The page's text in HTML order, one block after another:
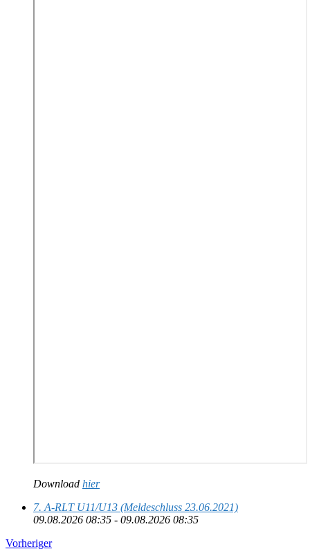
Download hier
7. A-RLT U11/U13 (Meldeschluss 23.06.2021)
09.08.2026 08:35 - 09.08.2026 08:35
Vorheriger